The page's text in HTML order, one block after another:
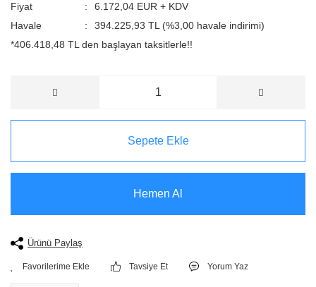
Fiyat
6.172,04 EUR + KDV
Havale
394.225,93 TL (%3,00 havale indirimi)
*406.418,48 TL den başlayan taksitlerle!!
Sepete Ekle
Hemen Al
Ürünü Paylaş
Tavsiye Et Yorum Yaz